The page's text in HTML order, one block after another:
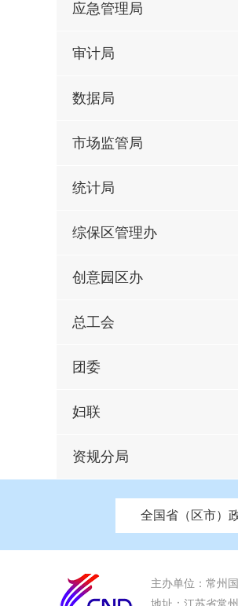
应急管理局
审计局
数据局
市场监管局
统计局
综保区管理办
创意园区办
总工会
团委
妇联
资规分局
全国省（区市）
北京 天津
中国江苏
市发改委 市工信局
市应急管理局
主办单位：常州